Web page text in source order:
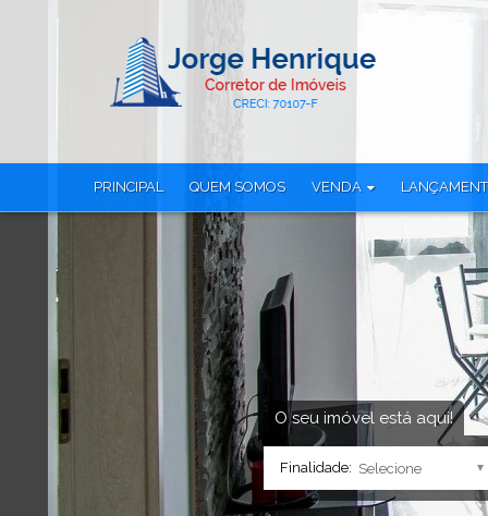
PRINCIPAL QUEM SOMOS VENDA
Apartamento Alto Padrão (1)
Apartamento Duplex (1)
Casa em Condomínio (16)
Loja (6)
Sala Comercial (3)
Studio (12)
Terreno (5)
Apartamento
Apartamento
Casa em
Cobertura (23)
Cobertura
Sala
Studio (26)
Terreno (8)
O seu imóvel está aqui!
Finalidade: